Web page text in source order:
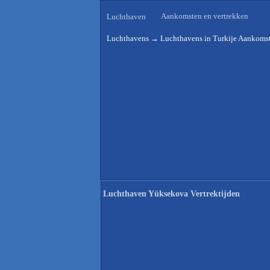
Luchthaven Aankomsten en vertrekken
Luchthavens → Luchthavens in Turkije
Luchthaven Yüksekova Vertrektijden